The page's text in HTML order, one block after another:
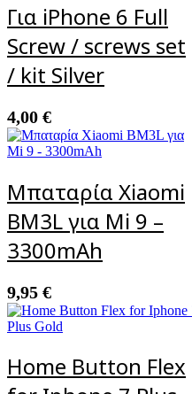
Για iPhone 6 Full
Screw / screws set
/ kit Silver
4,00 €
Μπαταρία Xiaomi
BM3L για Mi 9 –
3300mAh
9,95 €
Home Button Flex